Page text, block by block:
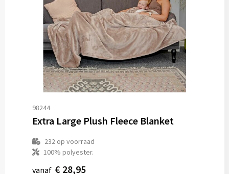
98244
Extra Large Plush Fleece Blanket
232op voorraad
100% polyester.
vanaf € 28,95